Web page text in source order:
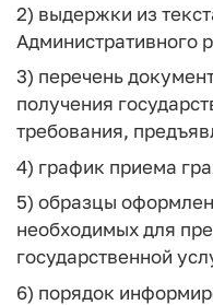
2) выдержки из
Административного
3) перечень
получения
требования,
4) график приема
5) образцы
необходимых для
государственной
6) порядок